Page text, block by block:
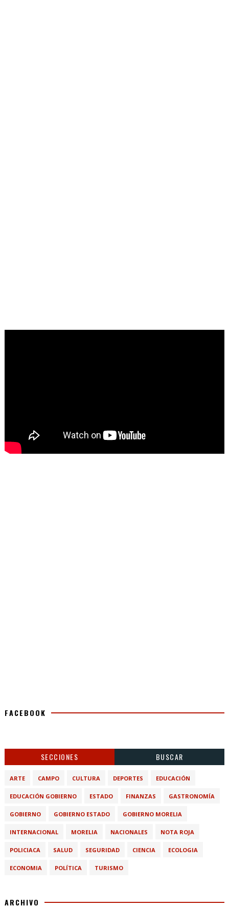
FACEBOOK
SECCIONES BUSCAR
ARTE CAMPO CULTURA DEPORTES EDUCACIÓN
EDUCACIÓN GOBIERNO ESTADO FINANZAS GASTRONOMÍA
GOBIERNO GOBIERNO ESTADO GOBIERNO MORELIA
INTERNACIONAL MORELIA NACIONALES NOTA ROJA
POLICIACA SALUD SEGURIDAD CIENCIA ECOLOGIA
ECONOMIA POLÍTICA TURISMO
ARCHIVO